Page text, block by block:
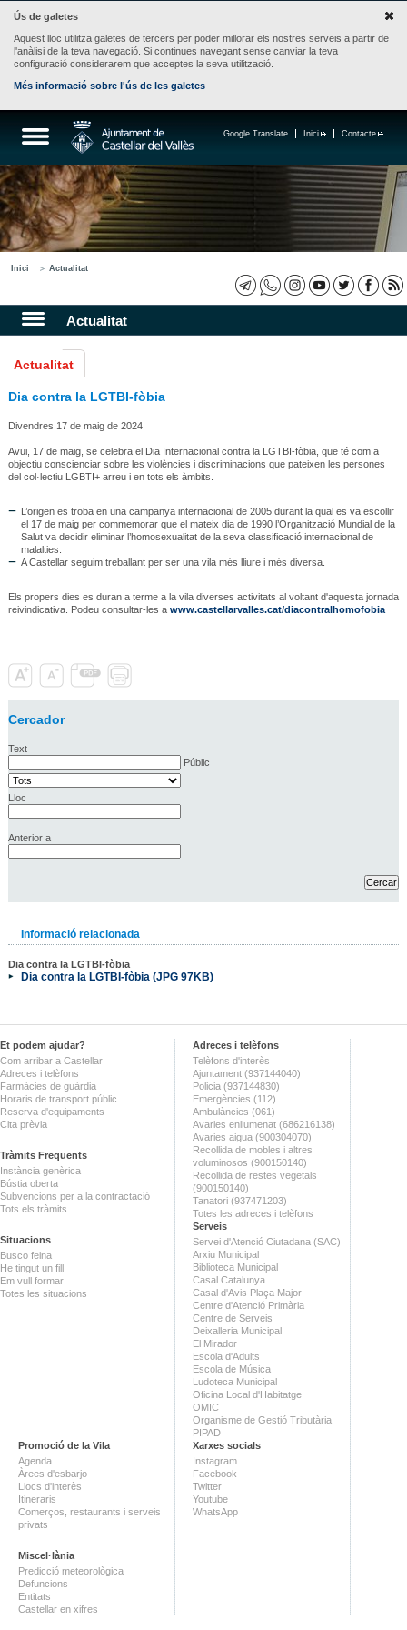
Ús de galetes
Aquest lloc utilitza galetes de tercers per poder millorar els nostres serveis a partir de
l'anàlisi de la teva navegació. Si continues navegant sense canviar la teva
configuració considerarem que acceptes la seva utilització.
Més informació sobre l'ús de les galetes
Contacte
Inici
Google Translate
Inici Actualitat
Actualitat
Actualitat
Dia contra la LGTBI-fòbia
Divendres 17 de maig de 2024
Avui, 17 de maig, se celebra el Dia Internacional contra la LGTBI-fòbia, que té com a
objectiu conscienciar sobre les violències i discriminacions que pateixen les persones
del col·lectiu LGBTI+ arreu i en tots els àmbits.
L’origen es troba en una campanya internacional de 2005 durant la qual es va escollir
el 17 de maig per commemorar que el mateix dia de 1990 l’Organització Mundial de la
Salut va decidir eliminar l’homosexualitat de la seva classificació internacional de
malalties.
A Castellar seguim treballant per ser una vila més lliure i més diversa.
Els propers dies es duran a terme a la vila diverses activitats al voltant d'aquesta jornada
reivindicativa. Podeu consultar-les a www.castellarvalles.cat/diacontralhomofobia
Cercador
Text
Públic
Lloc
Anterior a
Informació relacionada
Dia contra la LGTBI-fòbia
Dia contra la LGTBI-fòbia (JPG 97KB)
Et podem ajudar?
Com arribar a Castellar
Adreces i telèfons
Farmàcies de guàrdia
Horaris de transport públic
Reserva d'equipaments
Cita prèvia
Tràmits Freqüents
Instància genèrica
Bústia oberta
Subvencions per a la contractació
Tots els tràmits
Situacions
Busco feina
He tingut un fill
Em vull formar
Totes les situacions
Adreces i telèfons
Telèfons d'interès
Ajuntament (937144040)
Policia (937144830)
Emergències (112)
Ambulàncies (061)
Avaries enllumenat (686216138)
Avaries aigua (900304070)
Recollida de mobles i altres
voluminosos (900150140)
Recollida de restes vegetals
(900150140)
Tanatori (937471203)
Totes les adreces i telèfons
Serveis
Servei d'Atenció Ciutadana (SAC)
Arxiu Municipal
Biblioteca Municipal
Casal Catalunya
Casal d'Avis Plaça Major
Centre d'Atenció Primària
Centre de Serveis
Deixalleria Municipal
El Mirador
Escola d'Adults
Escola de Música
Ludoteca Municipal
Oficina Local d'Habitatge
OMIC
Organisme de Gestió Tributària
PIPAD
Promoció de la Vila
Agenda
Àrees d'esbarjo
Llocs d'interès
Itineraris
Comerços, restaurants i serveis
privats
Miscel·lània
Predicció meteorològica
Defuncions
Entitats
Castellar en xifres
Xarxes socials
Instagram
Facebook
Twitter
Youtube
WhatsApp